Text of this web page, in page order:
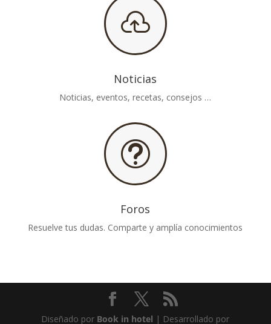

Noticias
Noticias, eventos, recetas, consejos …
t
Foros
Resuelve tus dudas. Comparte y amplía conocimientos
Diseñado por Book in hotel | Desarrollado por